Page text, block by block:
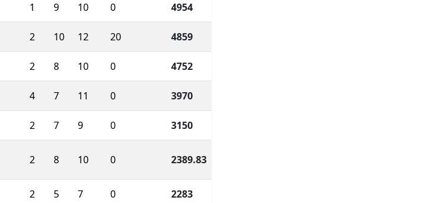
1 9 10 0 4954
2 10 12 20 4859
2 8 10 0 4752
4 7 11 0 3970
2 7 9 0 3150
2 8 10 0 2389.83
2 5 7 0 2283